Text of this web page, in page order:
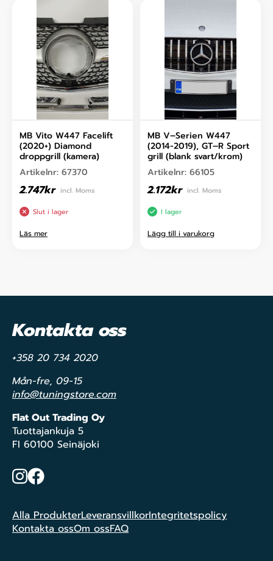
MB Vito W447 Facelift
(2020+) Diamond
droppgrill (kamera)
Artikelnr: 67370
2.747kr incl. Moms
Slut i lager
Läs mer
MB V–Serien W447
(2014-2019), GT–R Sport
grill (blank svart/krom)
Artikelnr: 66105
2.172kr incl. Moms
I lager
Lägg till i varukorg
Kontakta oss
+358 20 734 2020
Mån-fre, 09-15
info@tuningstore.com
Flat Out Trading Oy
Tuottajankuja 5
FI 60100 Seinäjoki
Instagram
Facebook
Alla ProdukterLeveransvillkorIntegritetspolicy
Kontakta ossOm ossFAQ